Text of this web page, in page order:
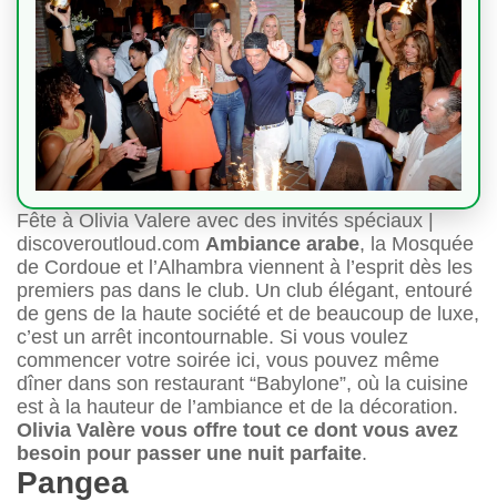
Fête à Olivia Valere avec des invités spéciaux |
discoveroutloud.com Ambiance arabe, la Mosquée
de Cordoue et l’Alhambra viennent à l’esprit dès les
premiers pas dans le club. Un club élégant, entouré
de gens de la haute société et de beaucoup de luxe,
c’est un arrêt incontournable. Si vous voulez
commencer votre soirée ici, vous pouvez même
dîner dans son restaurant “Babylone”, où la cuisine
est à la hauteur de l’ambiance et de la décoration.
Olivia Valère vous offre tout ce dont vous avez
besoin pour passer une nuit parfaite.
Pangea